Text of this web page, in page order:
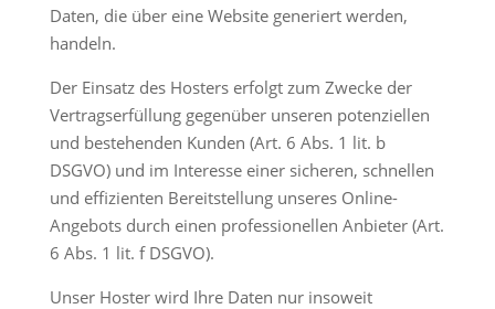
Daten, die über eine Website generiert werden,
handeln.
Der Einsatz des Hosters erfolgt zum Zwecke der
Vertragserfüllung gegenüber unseren potenziellen
und bestehenden Kunden (Art. 6 Abs. 1 lit. b
DSGVO) und im Interesse einer sicheren, schnellen
und effizienten Bereitstellung unseres Online-
Angebots durch einen professionellen Anbieter (Art.
6 Abs. 1 lit. f DSGVO).
Unser Hoster wird Ihre Daten nur insoweit